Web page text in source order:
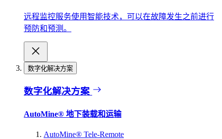
远程监控服务使用智能技术，可以在故障发生之前进行
预防和预测。
数字化解决方案
数字化解决方案
AutoMine® 地下装载和运输
AutoMine® Tele-Remote